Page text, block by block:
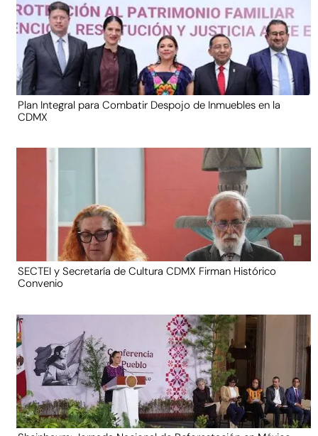
Plan Integral para Combatir Despojo de Inmuebles en la
CDMX
SECTEI y Secretaría de Cultura CDMX Firman Histórico
Convenio